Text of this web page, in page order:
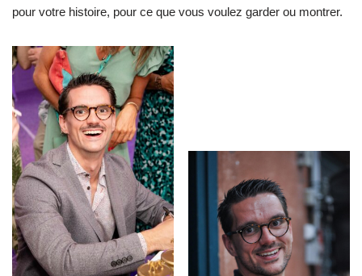
pour votre histoire, pour ce que vous voulez garder ou montrer.